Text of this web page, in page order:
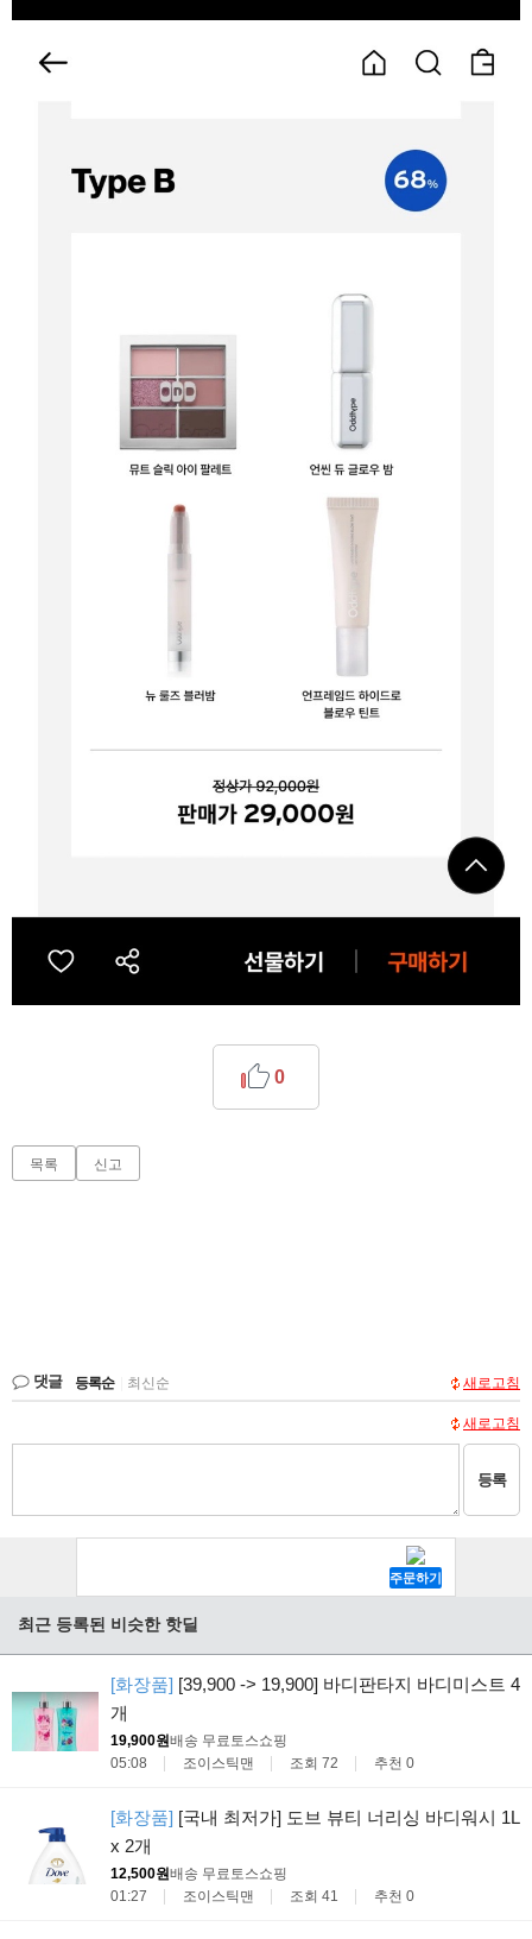
0
목록 신고
댓글 등록순 최신순 새로고침
새로고침
등록
최근 등록된 비슷한 핫딜
[화장품] [39,900 -> 19,900] 바디판타지 바디미스트 4
개
19,900원배송 무료토스쇼핑
05:08
조이스틱맨 조회 72 추천 0
[화장품] [국내 최저가] 도브 뷰티 너리싱 바디워시 1L
x 2개
12,500원배송 무료토스쇼핑
01:27
조이스틱맨 조회 41 추천 0